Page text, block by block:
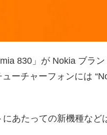
830」が Nokia ブラ
ーチャーフォンには
あたっての新機種など